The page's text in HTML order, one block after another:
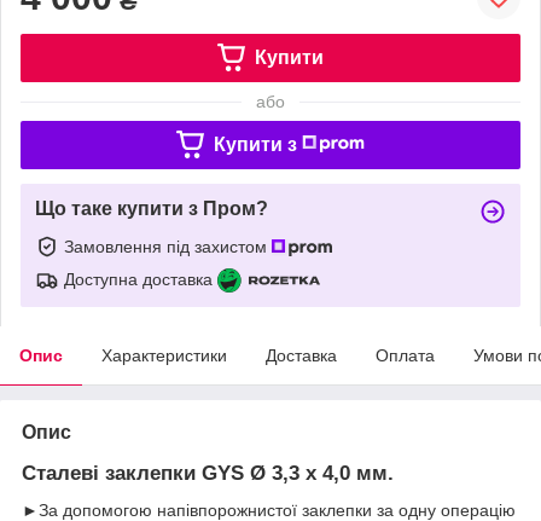
Купити
або
Купити з
Що таке купити з Пром?
Замовлення під захистом
Доступна доставка
Опис Характеристики Доставка Оплата Умови
Опис
Сталеві заклепки GYS Ø 3,3 х 4,0 мм.
►За допомогою напівпорожнистої заклепки за одну операцію